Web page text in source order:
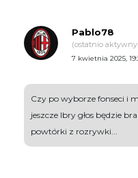
Pablo78
(ostatnio aktywny:
7 kwietnia 2025,
Czy po wyborze fonseci i
jeszcze Ibry głos będzie
powtórki z rozrywki...